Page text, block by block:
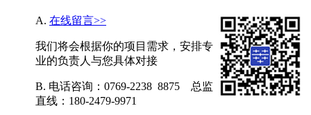
A. 在线留言>>
我们将会根据你的项目需求，安排专
业的负责人与您具体对接
B. 电话咨询：0769-2238 8875 总监
直线：180-2479-9971